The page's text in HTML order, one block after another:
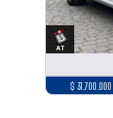
$ 31.700.000